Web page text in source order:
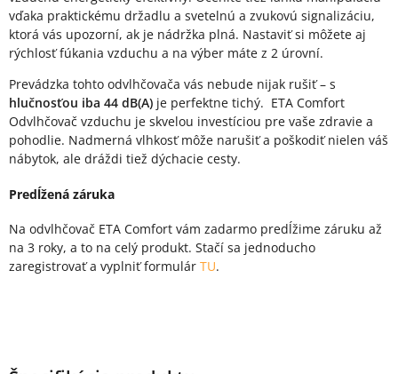
vďaka praktickému držadlu a svetelnú a zvukovú signalizáciu,
ktorá vás upozorní, ak je nádržka plná. Nastaviť si môžete aj
rýchlosť fúkania vzduchu a na výber máte z 2 úrovní.
Prevádzka tohto odvlhčovača vás nebude nijak rušiť – s
hlučnosťou iba 44 dB(A) je perfektne tichý. ETA Comfort
Odvlhčovač vzduchu je skvelou investíciou pre vaše zdravie a
pohodlie. Nadmerná vlhkosť môže narušiť a poškodiť nielen váš
nábytok, ale dráždi tiež dýchacie cesty.
Predĺžená záruka
Na odvlhčovač ETA Comfort vám zadarmo predĺžime záruku až
na 3 roky, a to na celý produkt. Stačí sa jednoducho
zaregistrovať a vyplniť formulár TU.